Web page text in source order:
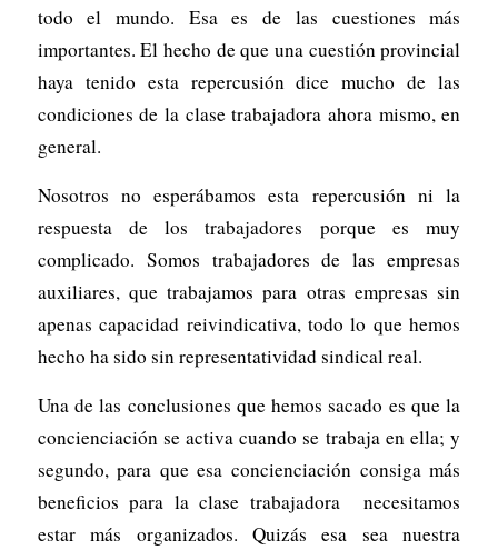
todo el mundo. Esa es de las cuestiones más
importantes. El hecho de que una cuestión provincial
haya tenido esta repercusión dice mucho de las
condiciones de la clase trabajadora ahora mismo, en
general.
Nosotros no esperábamos esta repercusión ni la
respuesta de los trabajadores porque es muy
complicado. Somos trabajadores de las empresas
auxiliares, que trabajamos para otras empresas sin
apenas capacidad reivindicativa, todo lo que hemos
hecho ha sido sin representatividad sindical real.
Una de las conclusiones que hemos sacado es que la
concienciación se activa cuando se trabaja en ella; y
segundo, para que esa concienciación consiga más
beneficios para la clase trabajadora necesitamos
estar más organizados. Quizás esa sea nuestra